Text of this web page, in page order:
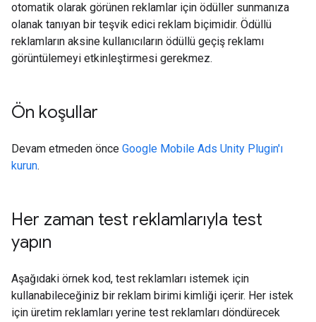
otomatik olarak görünen reklamlar için ödüller sunmanıza
olanak tanıyan bir teşvik edici reklam biçimidir. Ödüllü
reklamların aksine kullanıcıların ödüllü geçiş reklamı
görüntülemeyi etkinleştirmesi gerekmez.
Ön koşullar
Devam etmeden önce Google Mobile Ads Unity Plugin'ı
kurun.
Her zaman test reklamlarıyla test
yapın
Aşağıdaki örnek kod, test reklamları istemek için
kullanabileceğiniz bir reklam birimi kimliği içerir. Her istek
için üretim reklamları yerine test reklamları döndürecek